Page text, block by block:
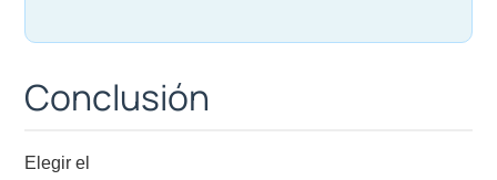
Conclusión
Elegir el